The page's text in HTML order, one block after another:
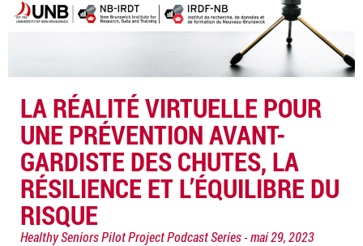
LA RÉALITÉ VIRTUELLE POUR
UNE PRÉVENTION AVANT-
GARDISTE DES CHUTES, LA
RÉSILIENCE ET L’ÉQUILIBRE DU
RISQUE
Healthy Seniors Pilot Project Podcast Series mai 29, 2023